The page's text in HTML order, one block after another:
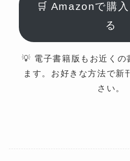
🛒 Amazonで購
る
💡 電子書籍版もお近くの
ます。お好きな方法で新
さい。